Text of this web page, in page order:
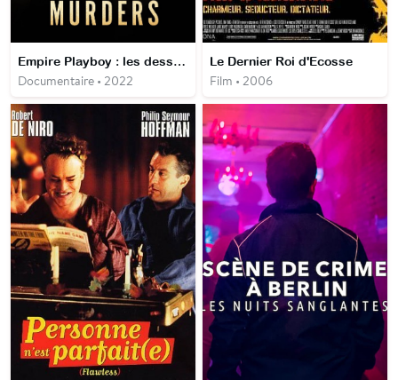
Empire Playboy : les dessous meurtriers
Documentaire • 2022
Le Dernier Roi d'Ecosse
Film • 2006